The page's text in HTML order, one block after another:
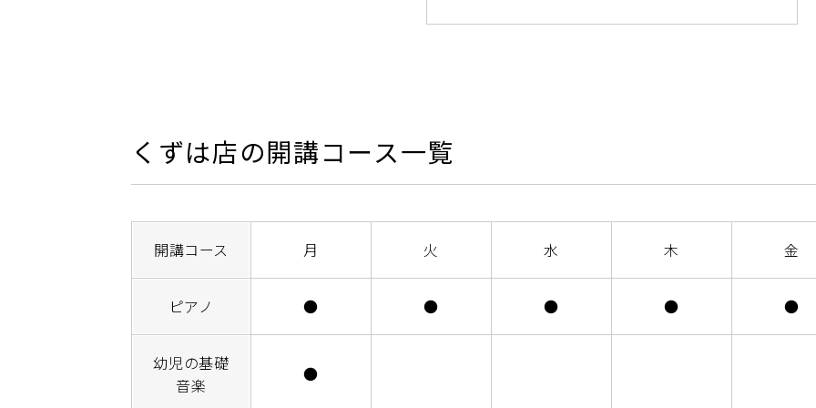
くずは店の開講コース一覧
開講コース 月 火 水 木 金
ピアノ ● ● ● ● ●
幼児の基礎
音楽
●